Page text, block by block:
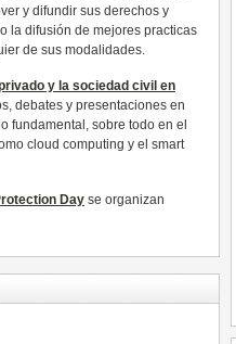
y difundir sus derechos y
la difusión de mejores practicas
de sus modalidades.
y la sociedad civil en
debates y presentaciones en
fundamental, sobre todo en el
cloud computing y el smart
Day se organizan